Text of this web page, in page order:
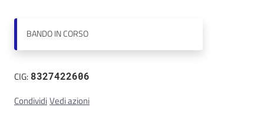
Contatti
BANDOIN CORSO
CIG: 8327422606
CondividiVedi azioni